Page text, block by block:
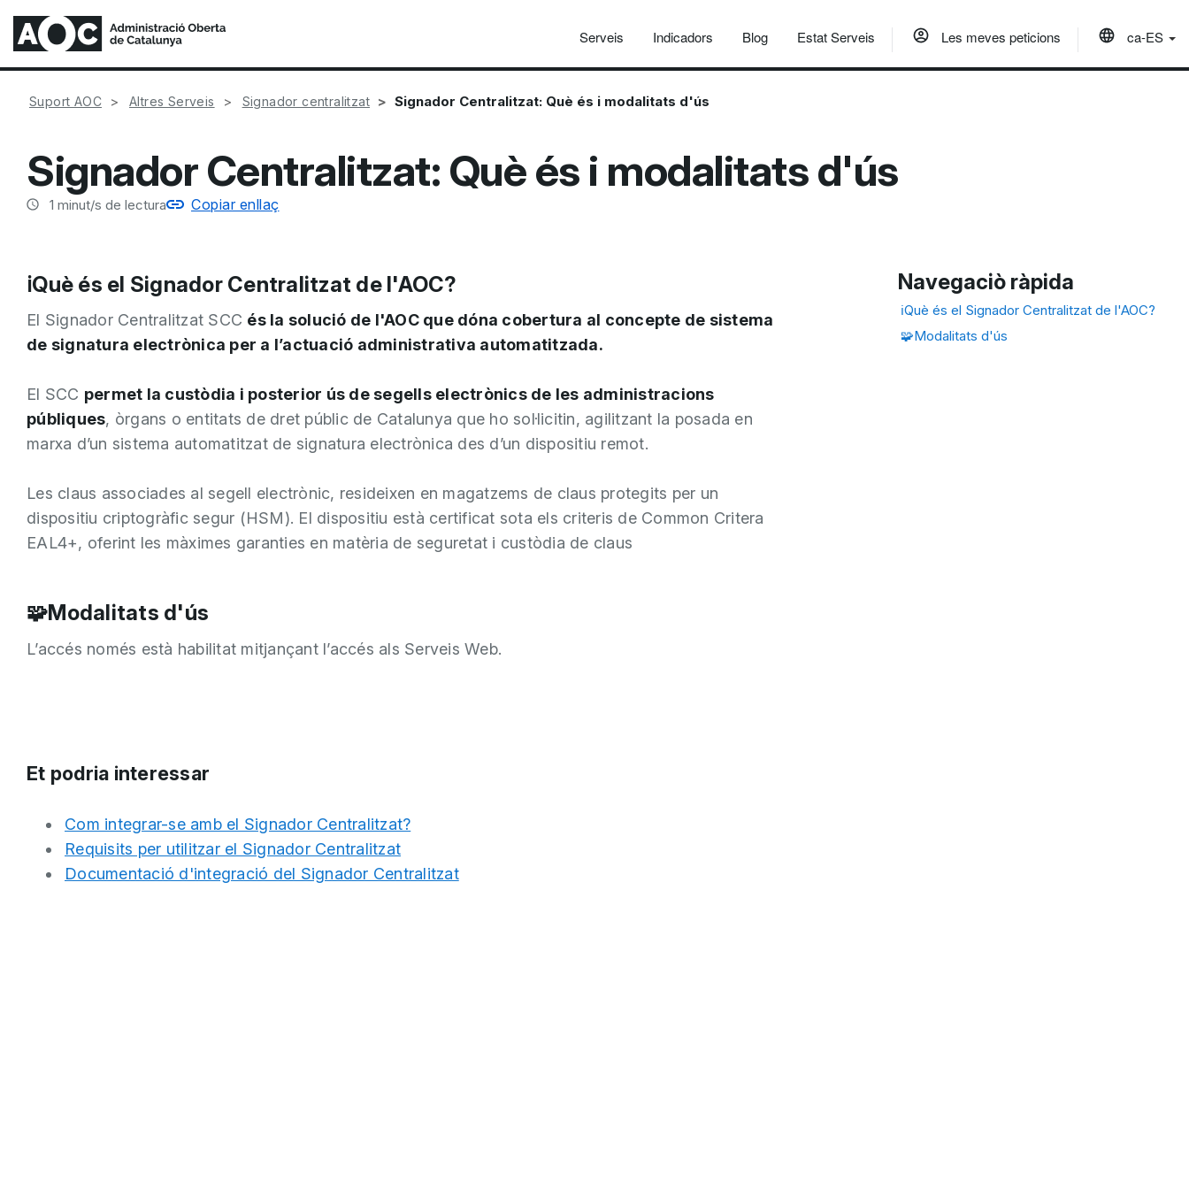
Serveis Indicadors Blog Estat Serveis Les meves peticions ca-ES
Suport AOC Altres Serveis Signador centralitzat Signador Centralitzat: Què és i modalitats d'ús
Signador Centralitzat: Què és i modalitats d'ús
1 minut/s de lectura Copiar enllaç
ℹ️Què és el Signador Centralitzat de l'AOC?
El Signador Centralitzat SCC és la solució de l'AOC que dóna cobertura al concepte de sistema
de signatura electrònica per a l’actuació administrativa automatitzada.
El SCC permet la custòdia i posterior ús de segells electrònics de les administracions
públiques, òrgans o entitats de dret públic de Catalunya que ho sol·licitin, agilitzant la posada en
marxa d’un sistema automatitzat de signatura electrònica des d’un dispositiu remot.
Les claus associades al segell electrònic, resideixen en magatzems de claus protegits per un
dispositiu criptogràfic segur (HSM). El dispositiu està certificat sota els criteris de Common Critera
EAL4+, oferint les màximes garanties en matèria de seguretat i custòdia de claus
🧩Modalitats d'ús
L’accés només està habilitat mitjançant l’accés als Serveis Web.
Et podria interessar
Com integrar-se amb el Signador Centralitzat?
Requisits per utilitzar el Signador Centralitzat
Documentació d'integració del Signador Centralitzat
Navegaciò ràpida
ℹ️Què és el Signador Centralitzat de l'AOC?
🧩Modalitats d'ús